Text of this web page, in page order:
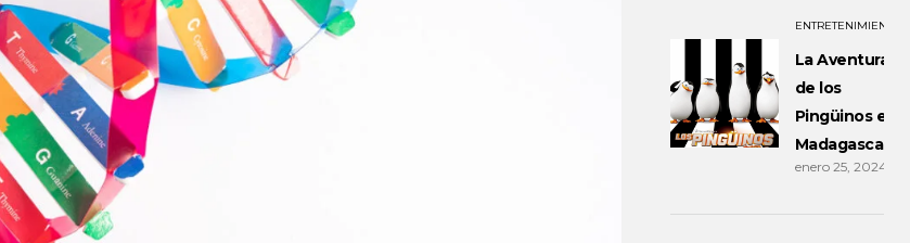
ENTRETENIMIENTO
La Aventura
de los
Pingüinos en
Madagascar
enero 25, 2024